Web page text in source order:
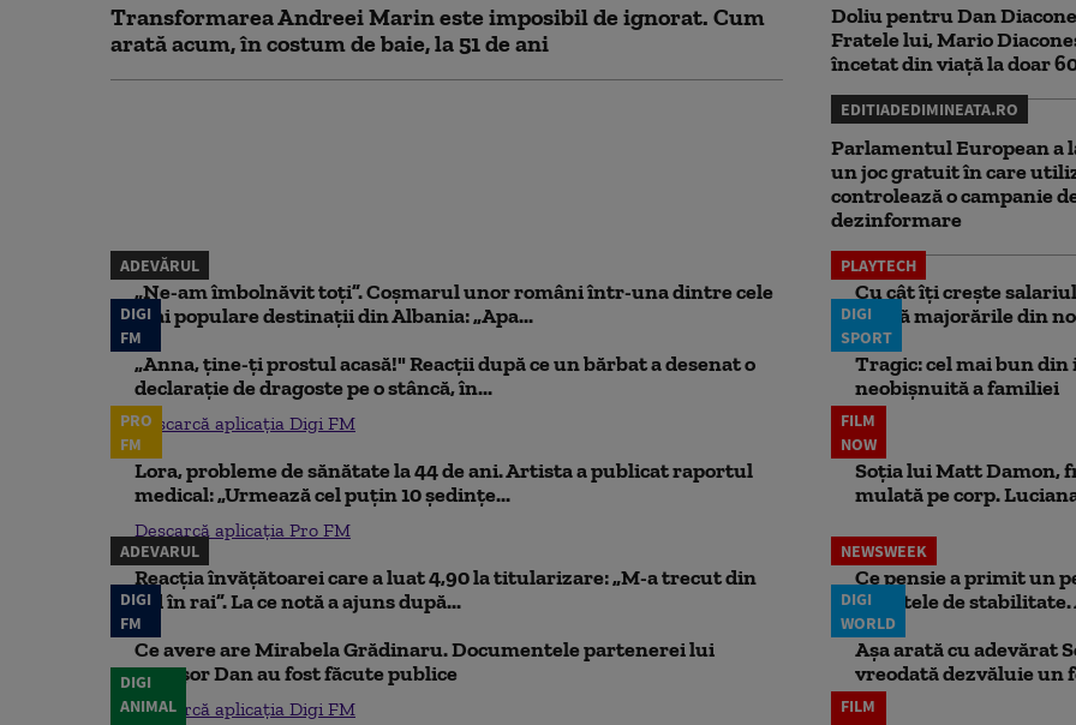
Transformarea Andreei Marin este imposibil de ignorat. Cum
arată acum, în costum de baie, la 51 de ani
Doliu pentru Dan
Fratele lui, Mario
încetat din viață la doar
EDITIADEDIMINEATA.RO
Parlamentul European a
un joc gratuit în care
controlează o campanie
dezinformare
ADEVĂRUL
„Ne-am îmbolnăvit toți”. Coșmarul unor români într-una dintre cele
mai populare destinații din Albania: „Apa...
PLAYTECH
Cu cât îți crește
aplică majorările din
DIGI
FM
„Anna, ţine-ţi prostul acasă!" Reacţii după ce un bărbat a desenat o
declaraţie de dragoste pe o stâncă, în...
Descarcă aplicația Digi FM
DIGI
SPORT
Tragic: cel mai bun
neobișnuită a familiei
PRO
FM
Lora, probleme de sănătate la 44 de ani. Artista a publicat raportul
medical: „Urmează cel puțin 10 ședințe...
Descarcă aplicația Pro FM
FILM
NOW
Soția lui Matt Damon,
mulată pe corp.
ADEVARUL
Reacția învățătoarei care a luat 4,90 la titularizare: „M-a trecut din
iad în rai”. La ce notă a ajuns după...
NEWSWEEK
Ce pensie a primit un
punctele de
DIGI
FM
Ce avere are Mirabela Grădinaru. Documentele partenerei lui
Nicușor Dan au fost făcute publice
Descarcă aplicația Digi FM
DIGI
WORLD
Așa arată cu adevărat
vreodată dezvăluie un
DIGI
ANIMAL
FILM